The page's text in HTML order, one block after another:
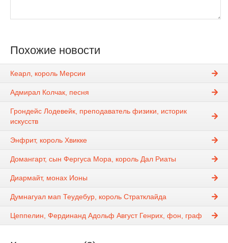
Похожие новости
Кеарл, король Мерсии
Адмирал Колчак, песня
Грондейс Лодевейк, преподаватель физики, историк
искусств
Энфрит, король Хвикке
Домангарт, сын Фергуса Мора, король Дал Риаты
Диармайт, монах Ионы
Думнагуал мап Теудебур, король Стратклайда
Цеппелин, Фердинанд Адольф Август Генрих, фон, граф